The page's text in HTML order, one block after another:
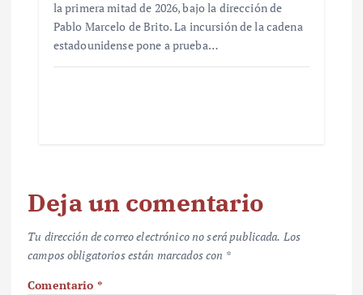
la primera mitad de 2026, bajo la dirección de
Pablo Marcelo de Brito. La incursión de la cadena
estadounidense pone a prueba…
Deja un comentario
Tu dirección de correo electrónico no será publicada. Los
campos obligatorios están marcados con *
Comentario *